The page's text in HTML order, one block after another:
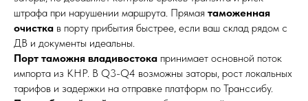
штрафа при нарушении маршрута. Прямая таможенная
очистка в порту прибытия быстрее, если ваш склад рядом с
ДВ и документы идеальны.
Порт таможня владивостока принимает основной поток
импорта из КНР. В Q3-Q4 возможны заторы, рост локальных
тарифов и задержки на отправке платформ по Транссибу.